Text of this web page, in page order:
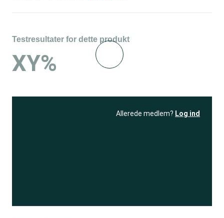
Testresultater for dette produkt
XY%
Allerede medlem? Log ind